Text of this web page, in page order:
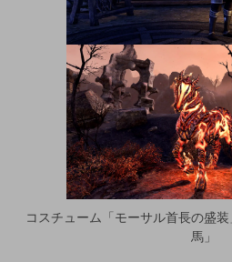
コスチューム「モーサル首長の盛
馬」